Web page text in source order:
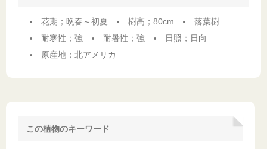
花期；晩春～初夏 樹高；80cm
落葉樹
耐寒性；強
耐暑性；強
日照；日向
原産地；北アメリカ
この植物のキーワード